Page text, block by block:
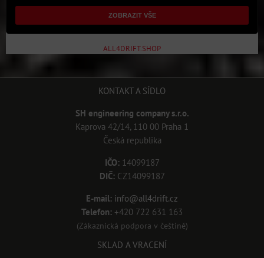
ZOBRAZIT VŠE
ALL4DRIFT.SHOP
KONTAKT A SÍDLO
SH engineering company s.r.o.
Kaprova 42/14, 110 00 Praha 1
Česká republika
IČO:14099187
DIČ:CZ14099187
E-mail: info@all4drift.cz
Telefon: +420 722 631 163
(Zákaznická podpora v češtině)
SKLAD A VRACENÍ